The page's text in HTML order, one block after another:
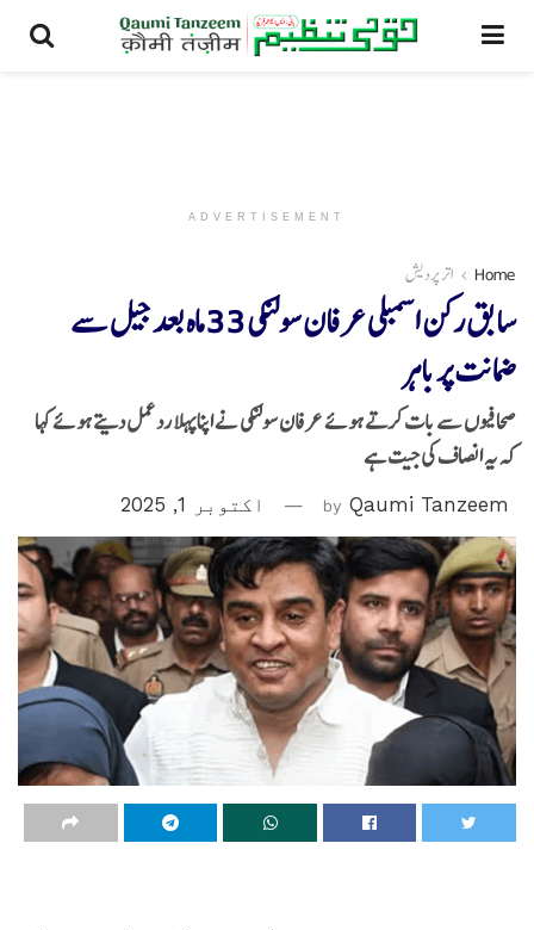
ADVERTISEMENT
Home اتر پردیش
سابق رکن اسمبلی عرفان سولنکی 33 ماہ بعد جیل سے
ضمانت پر باہر
صحافیوں سے بات کرتے ہوئے عرفان سولنکی نے اپنا پہلا رد عمل دیتے ہوئے کہا
کہ یہ انصاف کی جیت ہے
by Qaumi Tanzeem اکتوبر 1, 2025